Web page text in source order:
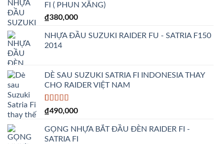
FI ( PHUN XĂNG)
₫380,000
NHỰA ĐẦU SUZUKI RAIDER FU - SATRIA F150
2014
DÈ SAU SUZUKI SATRIA FI INDONESIA THAY
CHO RAIDER VIỆT NAM
5.00trên 5
1
đánh giá
₫490,000
GỌNG NHỰA BẮT ĐẦU ĐÈN RAIDER FI -
SATRIA FI